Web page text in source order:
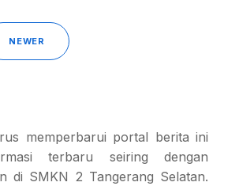
NEWER
memperbarui portal berita ini
terbaru seiring dengan
di SMKN 2 Tangerang Selatan.